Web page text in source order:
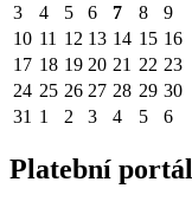
3
4 5 6 7 8
9
10 11 12 13 14 15 16
17 18 19 20 21 22 23
24 25 26 27 28 29 30
31 1 2 3 4 5 6
Platební portál